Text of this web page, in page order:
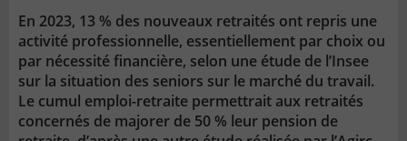
En 2023, 13 % des nouveaux retraités ont repris une
activité professionnelle, essentiellement par choix ou
par nécessité financière, selon une étude de l’Insee
sur la situation des seniors sur le marché du travail.
Le cumul emploi-retraite permettrait aux retraités
concernés de majorer de 50 % leur pension de